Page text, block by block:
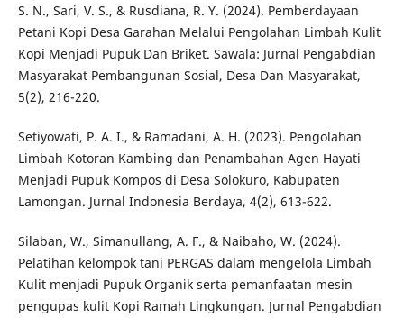
S. N., Sari, V. S., & Rusdiana, R. Y. (2024). Pemberdayaan
Petani Kopi Desa Garahan Melalui Pengolahan Limbah Kulit
Kopi Menjadi Pupuk Dan Briket. Sawala: Jurnal Pengabdian
Masyarakat Pembangunan Sosial, Desa Dan Masyarakat,
5(2), 216-220.
Setiyowati, P. A. I., & Ramadani, A. H. (2023). Pengolahan
Limbah Kotoran Kambing dan Penambahan Agen Hayati
Menjadi Pupuk Kompos di Desa Solokuro, Kabupaten
Lamongan. Jurnal Indonesia Berdaya, 4(2), 613-622.
Silaban, W., Simanullang, A. F., & Naibaho, W. (2024).
Pelatihan kelompok tani PERGAS dalam mengelola Limbah
Kulit menjadi Pupuk Organik serta pemanfaatan mesin
pengupas kulit Kopi Ramah Lingkungan. Jurnal Pengabdian